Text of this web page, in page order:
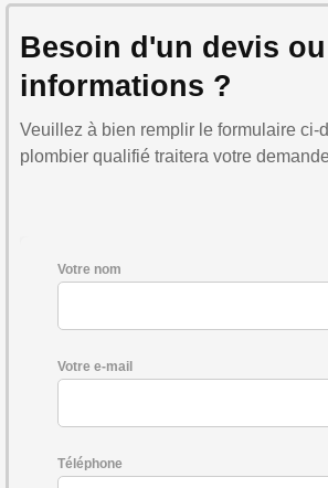
Besoin d'un devis ou
informations ?
Veuillez à bien remplir le formulaire ci-
plombier qualifié traitera votre
Votre nom
Votre e-mail
Téléphone